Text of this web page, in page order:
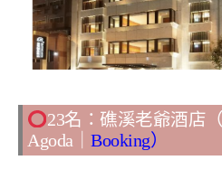
23名：礁溪老爺酒店（
Agoda
Booking）